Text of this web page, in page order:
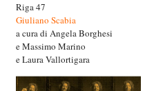
Riga 47
Giuliano Scabia
a cura di Angela Borghesi
e Massimo Marino
e Laura Vallortigara